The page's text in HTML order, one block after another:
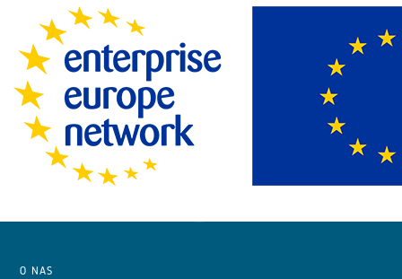
O NAS